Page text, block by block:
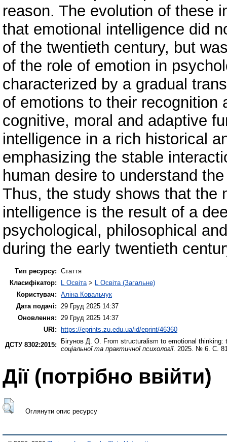
reason. The evolution of these
that emotional intelligence did
of the twentieth century, but
of the role of emotion in
characterized by a gradual
of emotions to their recognition
cognitive, moral and adaptive
intelligence in a rich historical
emphasizing the stable
human desire to understand
Thus, the study shows that the
intelligence is the result of a
psychological, philosophical
during the early twentieth
Тип ресурсу: Стаття
Класифікатор:
L Освіта > L Освіта (Загальне)
Користувач: Аліна Ковальчук
Дата подачі:
29 Груд 2025 14:37
Оновлення:
29 Груд 2025 14:37
URI: https://eprints.zu.edu.ua/id/eprint/46360
ДСТУ 8302:2015:
Бігунов Д. О. From structuralism to emotional
соціальної та практичної психології. 2025. № 6. С.
Дії ​​(потрібно ввійти)
Оглянути опис ресурсу